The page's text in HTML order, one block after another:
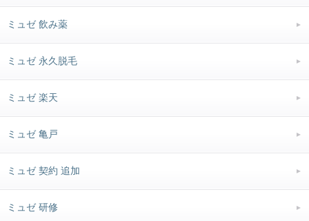
ミュゼ 飲み薬
ミュゼ 永久脱毛
ミュゼ 楽天
ミュゼ 亀戸
ミュゼ 契約 追加
ミュゼ 研修